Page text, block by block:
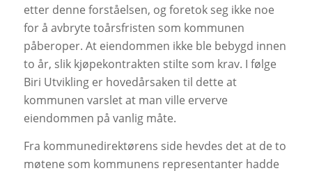
etter denne forståelsen, og foretok seg ikke noe
for å avbryte toårsfristen som kommunen
påberoper. At eiendommen ikke ble bebygd innen
to år, slik kjøpekontrakten stilte som krav. I følge
Biri Utvikling er hovedårsaken til dette at
kommunen varslet at man ville erverve
eiendommen på vanlig måte.
Fra kommunedirektørens side hevdes det at de to
møtene som kommunens representanter hadde